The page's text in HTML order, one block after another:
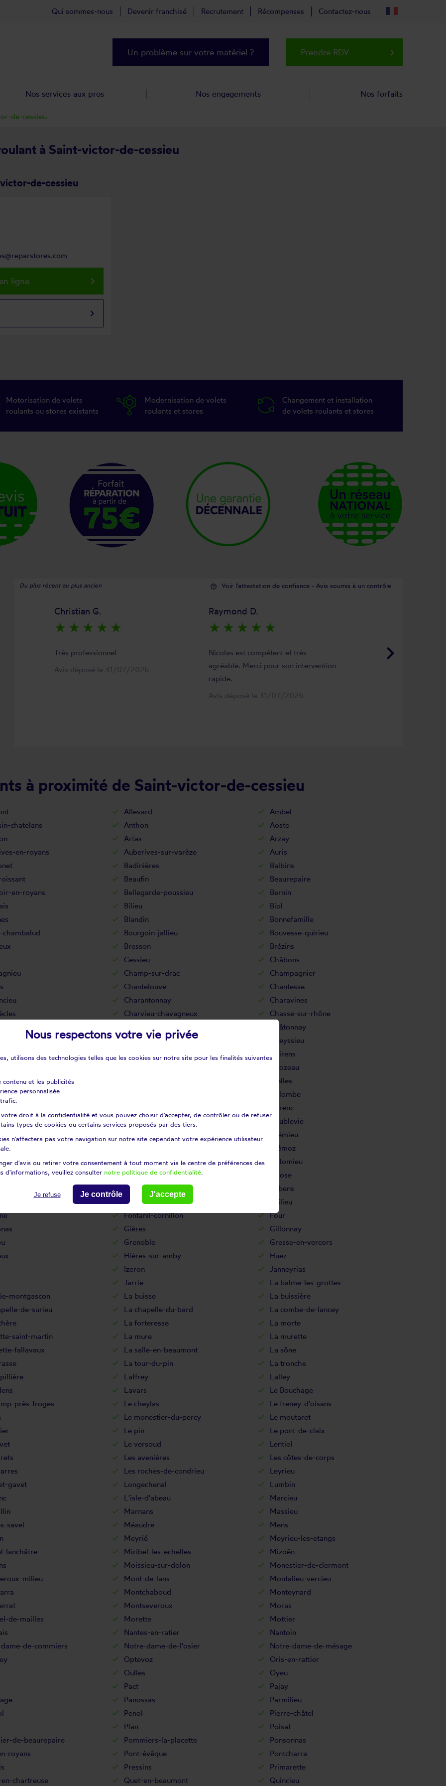
à Saint-victor-de-cessieu
de-cessieu
ligne keyboard_arrow_right
keyboard_arrow_right
Motorisation de volets
roulants ou stores existants
Modernisation de volets
roulants et stores
Changement et installation
de volets roulants et stores
Du plus récent au plus ancien help_outline Voir l'attestation de confiance - Avis soumis à un contrôle
keyboard_arrow_right
Christian G.
star_rate star_rate star_rate star_rate star_rate
Très professionnel
Avis déposé le 31/07/2026
Raymond D.
star_rate star_rate star_rate star_rate star_rate
Nicolas est compétent et très
agréable. Merci pour son intervention
rapide.
Avis déposé le 31/07/2026
à proximité de Saint-victor-de-cessieu
Allevard
Ambel
chatelans Anthon
Aoste
Artas
Arzay
en-royans Auberives-sur-varèze
Auris
Badinières
Balbins
Beaufin
Beaurepaire
en-royans Bellegarde-poussieu
Bernin
Bilieu
Biol
Blandin
Bonnefamille
chambalud Bourgoin-jallieu
Bouvesse-quirieu
Bresson
Brézins
Cessieu
Châbons
Champ-sur-drac
Champagnier
Chantelouve
Chantesse
Charantonnay
Charavines
Charvieu-chavagneux
Chasse-sur-rhône
Châtonnay
Chélieu
Cheyssieu
Chimilin
Chirens
Chozeau
Clelles
Colombe
Corenc
Corrençon-en-vercors
Coublevie
Crachier
Crémieu
Diémoz
Doissin
Dolomieu
Échirolles
Eclose
Estrablin
Eybens
Faverges-de-la-tour
Fitilieu
Fontanil-cornillon
Four
Gières
Gillonnay
Grenoble
Gresse-en-vercors
Hières-sur-amby
Huez
Izeron
Janneyrias
Jarrie
La balme-les-grottes
montgascon La buisse
La buissière
de-surieu La chapelle-du-bard
La combe-de-lancey
La forteresse
La morte
saint-martin La mure
La murette
fallavaux La salle-en-beaumont
La sône
La tour-du-pin
La tronche
Laffrey
Lalley
Lavars
Le Bouchage
près-froges Le cheylas
Le freney-d'oisans
Le monestier-du-percy
Le moutaret
Le pin
Le pont-de-claix
Le versoud
Lentiol
Les avenières
Les côtes-de-corps
Les roches-de-condrieu
Leyrieu
gavet Longechenal
Lumbin
L'isle-d'abeau
Marcieu
Marnans
Massieu
savel Méaudre
Mens
Meyrié
Meyrieu-les-etangs
lanchâtre Miribel-les-echelles
Mizoën
Moissieu-sur-dolon
Monestier-de-clermont
milieu Mont-de-lans
Montalieu-vercieu
Montchaboud
Monteynard
Montseveroux
Moras
de-mailles Morette
Mottier
Nantes-en-ratier
Nantoin
de-commiers Notre-dame-de-l'osier
Notre-dame-de-mésage
Optevoz
Oris-en-rattier
Oulles
Oyeu
Pact
Pajay
Panossas
Parmilieu
Penol
Pierre-châtel
Plan
Poisat
de-beaurepaire Pommiers-la-placette
Ponsonnas
royans Pont-évêque
Pontcharra
Pressins
Primarette
chartreuse Quet-en-beaumont Quincieu
de-cessieu
Qui sommes-nous Devenir franchisé Recrutement Récompenses Contactez-nous
Un problème sur votre matériel ? Prendre RDV keyboard_arrow_right
Nos services aux pros Nos engagements Nos forfaits
Nous respectons votre vie privée
utilisons des technologies telles que les cookies sur notre site pour les finalités suivantes
contenu et les publicités
personnalisée
votre droit à la confidentialité et vous pouvez choisir d'accepter, de contrôler ou de refuser
types de cookies ou certains services proposés par des tiers.
n'affectera pas votre navigation sur notre site cependant votre expérience utilisateur
d'avis ou retirer votre consentement à tout moment via le centre de préférences des
d'informations, veuillez consulter notre politique de confidentialité
Je refuse Je contrôle J'accepte